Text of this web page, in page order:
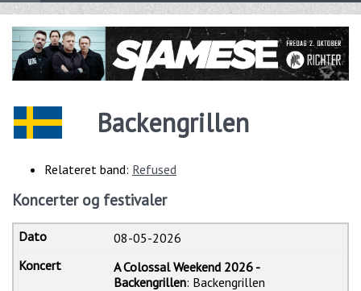
Backengrillen
Relateret band: Refused
Koncerter og festivaler
08-05-2026
A Colossal Weekend 2026 -
Backengrillen: Backengrillen